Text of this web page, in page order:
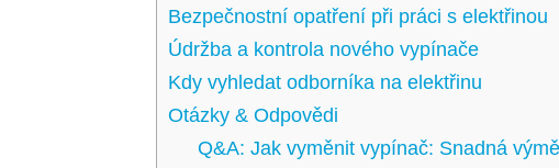
Bezpečnostní opatření při práci s elektřinou
Údržba a kontrola nového vypínače
Kdy vyhledat odborníka na elektřinu
Otázky & Odpovědi
Q&A: Jak vyměnit vypínač: Snadná